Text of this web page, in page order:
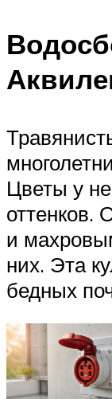
Цветы у
оттенков.
и
них. Эта
бедных